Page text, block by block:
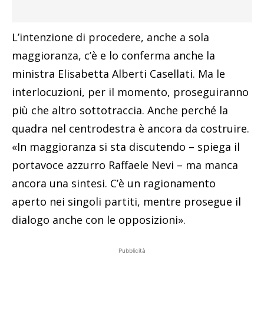
L’intenzione di procedere, anche a sola
maggioranza, c’è e lo conferma anche la
ministra Elisabetta Alberti Casellati. Ma le
interlocuzioni, per il momento, proseguiranno
più che altro sottotraccia. Anche perché la
quadra nel centrodestra è ancora da costruire.
«In maggioranza si sta discutendo – spiega il
portavoce azzurro Raffaele Nevi – ma manca
ancora una sintesi. C’è un ragionamento
aperto nei singoli partiti, mentre prosegue il
dialogo anche con le opposizioni».
Pubblicità